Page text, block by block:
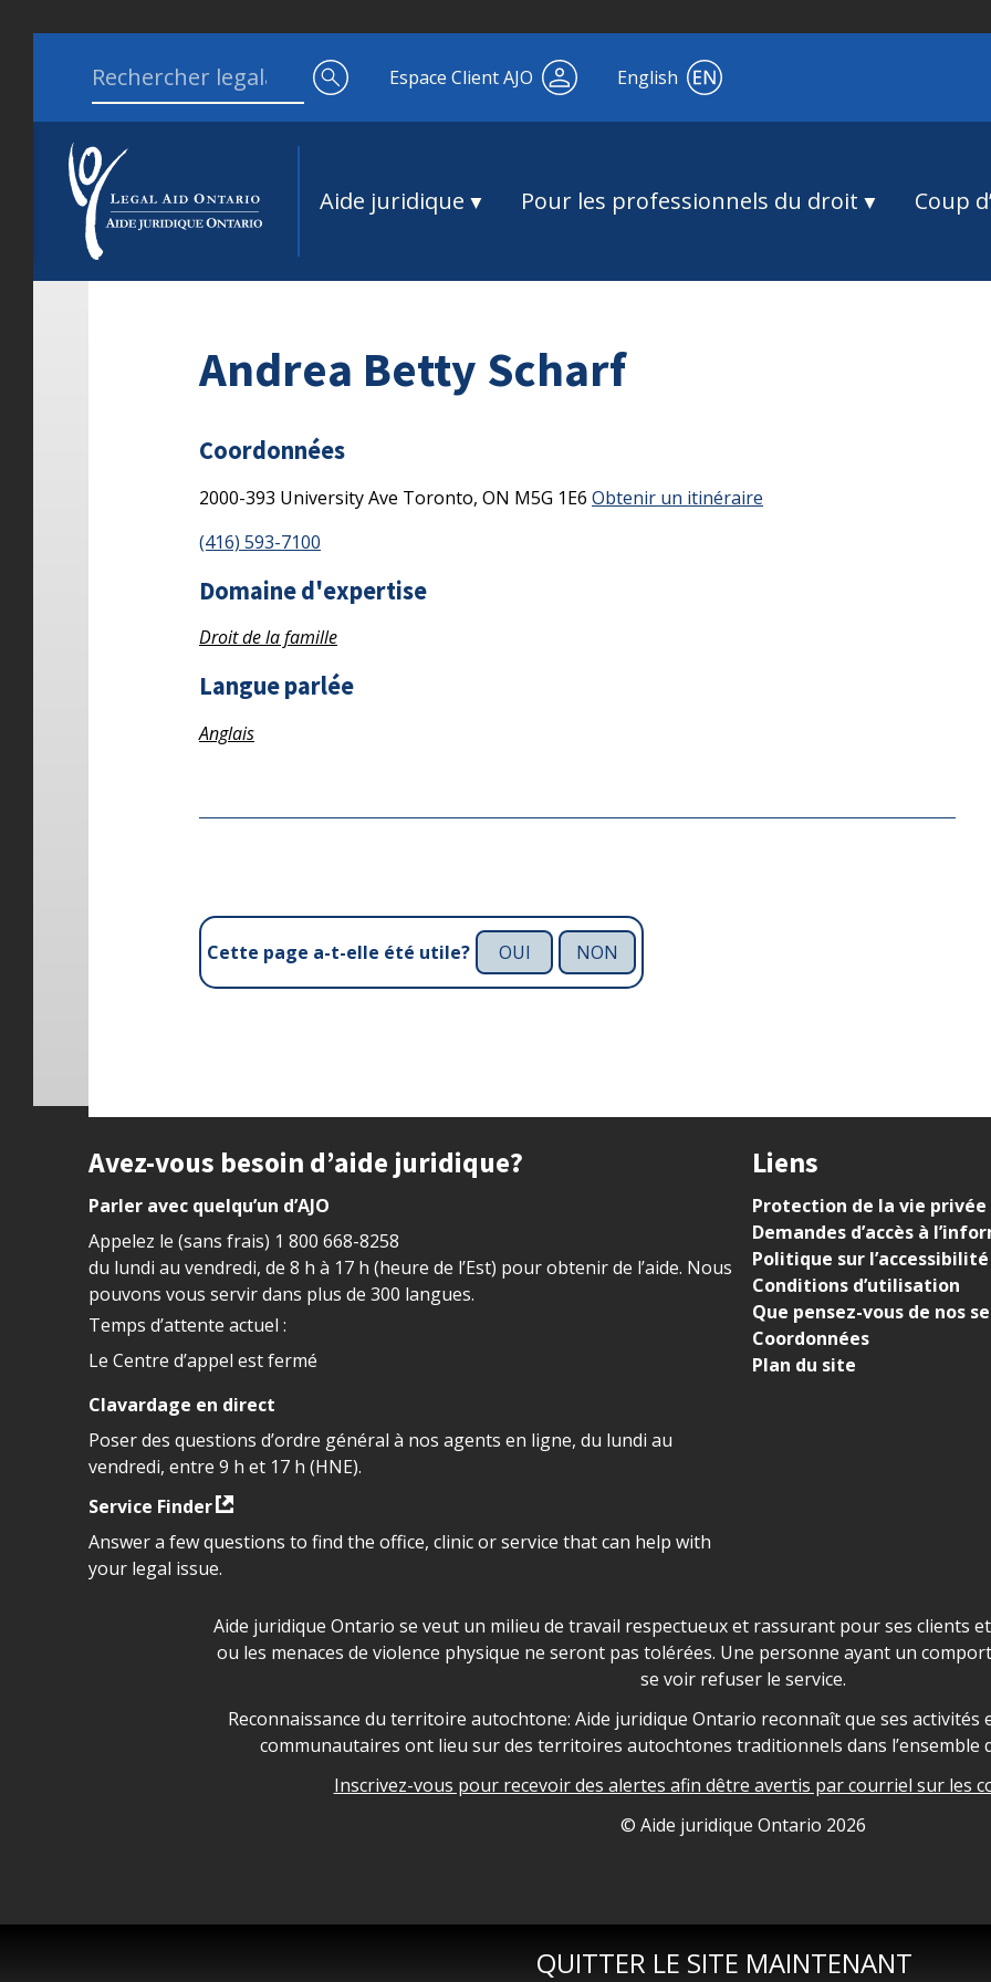
QUITTER LE SITE MAINTENANT
Search for:
Espace Client AJO English
Aide juridique Pour les professionnels du droit Coup
Andrea Betty Scharf
Coordonnées
2000-393 University Ave Toronto, ON M5G 1E6 Obtenir un itinéraire
(416) 593-7100
Domaine d'expertise
Droit de la famille
Langue parlée
Anglais
Cette page a-t-elle été utile? OUI NON
Site footer
Avez-vous besoin d’aide juridique?
Parler avec quelqu’un d’AJO
Appelez le (sans frais) 1 800 668-8258
du lundi au vendredi, de 8 h à 17 h (heure de l’Est) pour obtenir de l’aide. Nous
pouvons vous servir dans plus de 300 langues.
Temps d’attente actuel :
Le Centre d’appel est fermé
Clavardage en direct
Poser des questions d’ordre général à nos agents en ligne, du lundi au
vendredi, entre 9 h et 17 h (HNE).
Service Finder
Answer a few questions to find the office, clinic or service that can help with
your legal issue.
Liens
Protection de la vie privée
Demandes d’accès à
Politique sur l’accessibilité
Conditions d’utilisation
Que pensez-vous de nos
Coordonnées
Plan du site
Déclaration sur la sécurité dans les locaux d'AJO.
Aide juridique Ontario se veut un milieu de travail respectueux et rassurant pour ses clients
ou les menaces de violence physique ne seront pas tolérées. Une personne ayant un
se voir refuser le service.
Legal Aid Ontario land acknowledgement
Reconnaissance du territoire autochtone: Aide juridique Ontario reconnaît que ses activités
communautaires ont lieu sur des territoires autochtones traditionnels dans l’ensemble
Inscrivez-vous pour recevoir des alertes afin dêtre avertis par courriel sur les
© Aide juridique Ontario 2026